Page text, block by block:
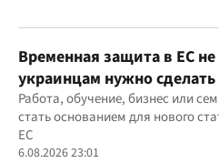
Временная защита в ЕС
украинцам нужно
Работа, обучение, бизнес или
стать основанием для нового
ЕС
6.08.2026 23:01